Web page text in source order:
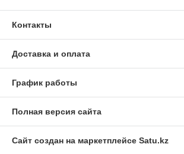
Контакты
Доставка и оплата
График работы
Полная версия сайта
Сайт создан на маркетплейсе Satu.kz